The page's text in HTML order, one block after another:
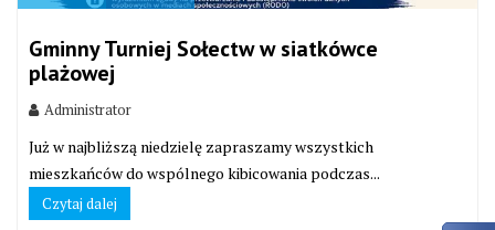
Gminny Turniej Sołectw w siatkówce
plażowej
Administrator
Już w najbliższą niedzielę zapraszamy wszystkich
mieszkańców do wspólnego kibicowania podczas...
Czytaj dalej